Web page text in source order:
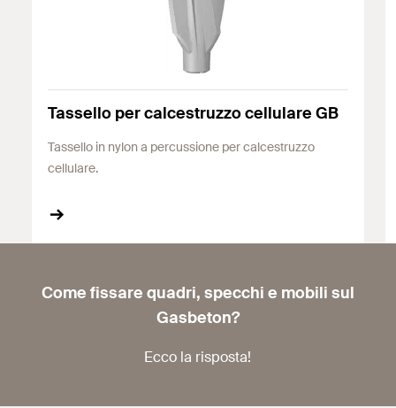
Tassello per calcestruzzo cellulare GB
Tassello in nylon a percussione per calcestruzzo
cellulare.
Come fissare quadri, specchi e mobili sul
Gasbeton?
Ecco la risposta!